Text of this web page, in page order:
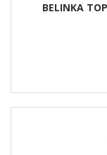
BELINKA